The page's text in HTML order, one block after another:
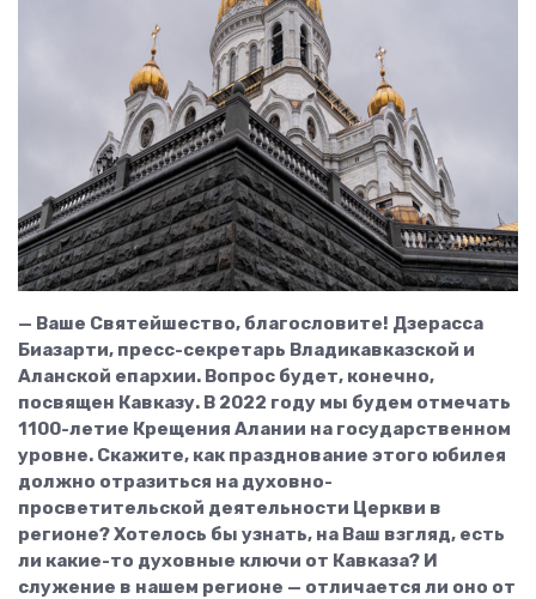
— Ваше Святейшество, благословите! Дзерасса
Биазарти, пресс-секретарь Владикавказской и
Аланской епархии. Вопрос будет, конечно,
посвящен Кавказу. В 2022 году мы будем отмечать
1100-летие Крещения Алании на государственном
уровне. Скажите, как празднование этого юбилея
должно отразиться на духовно-
просветительской деятельности Церкви в
регионе? Хотелось бы узнать, на Ваш взгляд, есть
ли какие-то духовные ключи от Кавказа? И
служение в нашем регионе — отличается ли оно от